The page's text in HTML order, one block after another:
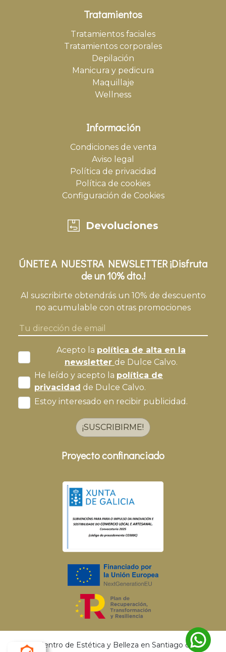
Tratamientos
Tratamientos faciales
Tratamientos corporales
Depilación
Manicura y pedicura
Maquillaje
Wellness
Información
Condiciones de venta
Aviso legal
Política de privacidad
Política de cookies
Configuración de Cookies
Devoluciones
ÚNETE A NUESTRA NEWSLETTER ¡Disfruta
de un 10% dto.!
Al suscribirte obtendrás un 10% de descuento
no acumulable con otras promociones
Acepto la política de alta en la
newsletter de Dulce Calvo.
He leído y acepto la política de
privacidad de Dulce Calvo.
Estoy interesado en recibir publicidad.
¡SUSCRIBIRME!
Proyecto confinanciado
© 2026 Centro de Estética y Belleza en Santiago de